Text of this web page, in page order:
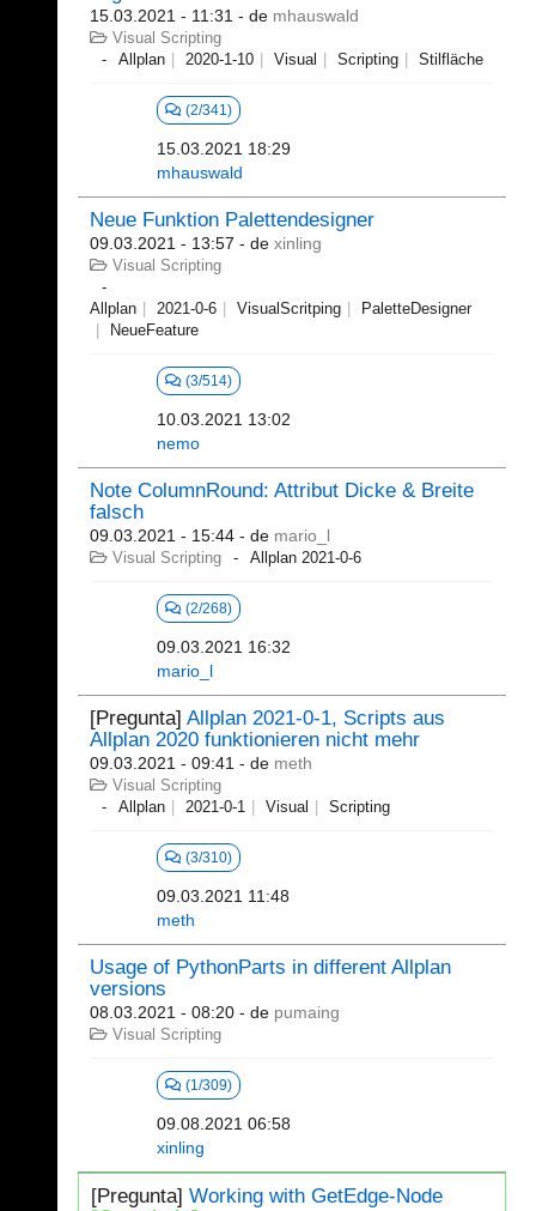
15.03.2021 - 11:31 - de mhauswald
Visual Scripting
Allplan
2020-1-10 Visual Scripting Stilfläche
(2/341)
15.03.2021 18:29
mhauswald
Neue Funktion Palettendesigner
09.03.2021 - 13:57 - de xinling
Visual Scripting
Allplan 2021-0-6 VisualScritping
PaletteDesigner
NeueFeature
(3/514)
10.03.2021 13:02
nemo
Note ColumnRound: Attribut Dicke & Breite
falsch
09.03.2021 - 15:44 - de mario_l
Visual Scripting Allplan 2021-0-6
(2/268)
09.03.2021 16:32
mario_l
[Pregunta] Allplan 2021-0-1, Scripts aus
Allplan 2020 funktionieren nicht mehr
09.03.2021 - 09:41 - de meth
Visual Scripting
Allplan
2021-0-1 Visual Scripting
(3/310)
09.03.2021 11:48
meth
Usage of PythonParts in different Allplan
versions
08.03.2021 - 08:20 - de pumaing
Visual Scripting
(1/309)
09.08.2021 06:58
xinling
[Pregunta] Working with GetEdge-Node